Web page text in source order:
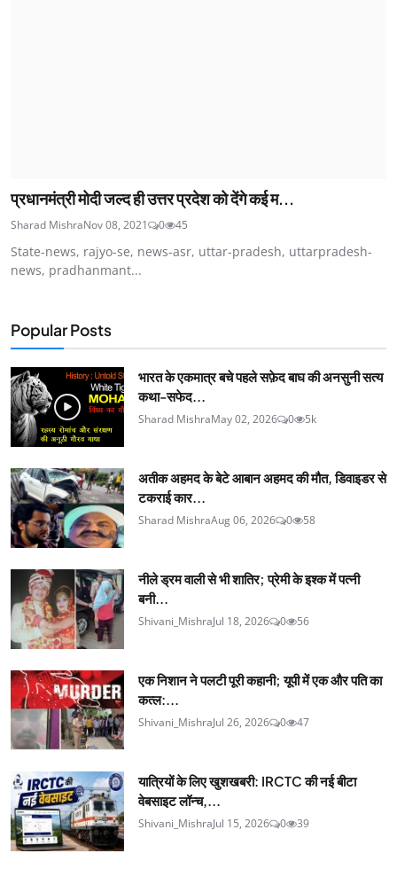
प्रधानमंत्री मोदी जल्द ही उत्तर प्रदेश को देंगे कई म...
Sharad MishraNov 08, 2021 0 45
State-news, rajyo-se, news-asr, uttar-pradesh, uttarpradesh-
news, pradhanmant...
Popular Posts
भारत के एकमात्र बचे पहले सफ़ेद बाघ की अनसुनी सत्य
कथा-सफेद...
Sharad MishraMay 02, 2026 0 5k
अतीक अहमद के बेटे आबान अहमद की मौत, डिवाइडर से
टकराई कार...
Sharad MishraAug 06, 2026 0 58
नीले ड्रम वाली से भी शातिर; प्रेमी के इश्‍क में पत्नी
बनी...
Shivani_MishraJul 18, 2026 0 56
एक निशान ने पलटी पूरी कहानी; यूपी में एक और पति का
कत्ल:...
Shivani_MishraJul 26, 2026 0 47
यात्रियों के लिए खुशखबरी: IRCTC की नई बीटा
वेबसाइट लॉन्च,...
Shivani_MishraJul 15, 2026 0 39